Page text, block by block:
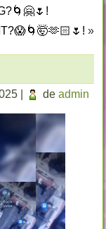
»
de admin